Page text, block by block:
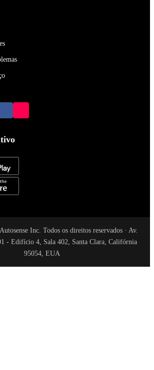
Inc. Todos os direitos reservados · Av.
- Edifício 4, Sala 402, Santa Clara, Califórnia
95054, EUA